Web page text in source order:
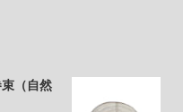
束（自然